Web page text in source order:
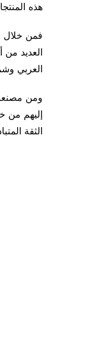
هذه
العديد من
العربي
ومن
إليهم من
الثقة